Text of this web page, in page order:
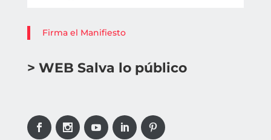
Firma el Manifiesto
> WEB Salva lo público